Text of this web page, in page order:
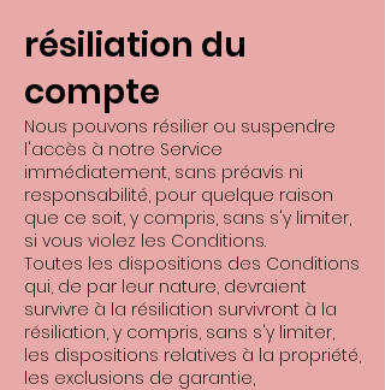
résiliation du
compte
Nous pouvons résilier ou suspendre
l'accès à notre Service
immédiatement, sans préavis ni
responsabilité, pour quelque raison
que ce soit, y compris, sans s'y limiter,
si vous violez les Conditions.
Toutes les dispositions des Conditions
qui, de par leur nature, devraient
survivre à la résiliation survivront à la
résiliation, y compris, sans s'y limiter,
les dispositions relatives à la propriété,
les exclusions de garantie,